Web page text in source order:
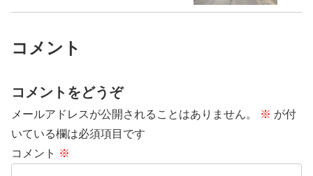
コメント
コメントをどうぞ
メールアドレスが公開されることはありません。 ※ が付
いている欄は必須項目です
コメント ※